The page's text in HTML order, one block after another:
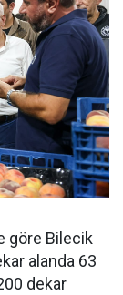
göre Bilecik
alanda 63
dekar